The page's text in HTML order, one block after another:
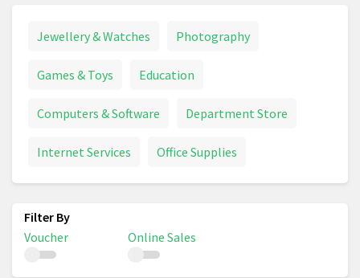
Jewellery & Watches Photography
Games & Toys Education
Computers & Software Department Store
Internet Services Office Supplies
Voucher Online Sales